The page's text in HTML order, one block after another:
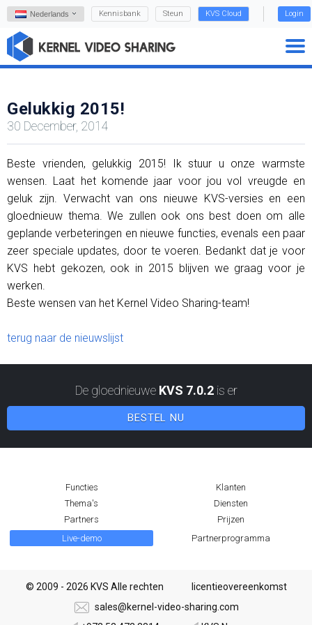
Nederlands Kennisbank Steun KVS Cloud Login
Gelukkig 2015!
30 December, 2014
Beste vrienden, gelukkig 2015! Ik stuur u onze warmste
wensen. Laat het komende jaar voor jou vol vreugde en
geluk zijn. Verwacht van ons nieuwe KVS-versies en een
gloednieuw thema. We zullen ook ons ​​best doen om alle
geplande verbeteringen en nieuwe functies, evenals een paar
zeer speciale updates, door te voeren. Bedankt dat je voor
KVS hebt gekozen, ook in 2015 blijven we graag voor je
werken.
Beste wensen van het Kernel Video Sharing-team!
terug naar de nieuwslijst
De gloednieuwe KVS 7.0.2is er
BESTEL NU
Functies
Klanten
Thema's
Diensten
Partners
Prijzen
Live-demo
Partnerprogramma
© 2009 - 2026 KVS Alle rechten
licentieovereenkomst
sales@kernel-video-sharing.com